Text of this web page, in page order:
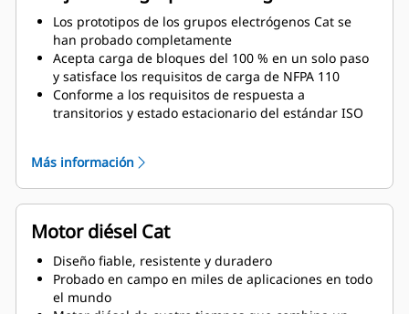
Los prototipos de los grupos electrógenos Cat se
han probado completamente
Acepta carga de bloques del 100 % en un solo paso
y satisface los requisitos de carga de NFPA 110
Conforme a los requisitos de respuesta a
transitorios y estado estacionario del estándar ISO
Más información
Motor diésel Cat
Diseño fiable, resistente y duradero
Probado en campo en miles de aplicaciones en todo
el mundo